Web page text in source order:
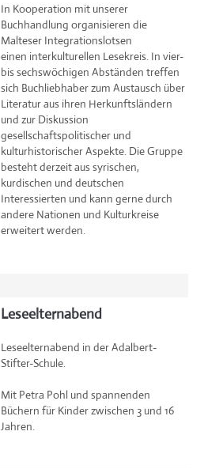
In Kooperation mit unserer
Buchhandlung organisieren die
Malteser Integrationslotsen
einen interkulturellen Lesekreis. In vier-
bis sechswöchigen Abständen treffen
sich Buchliebhaber zum Austausch über
Literatur aus ihren Herkunftsländern
und zur Diskussion
gesellschaftspolitischer und
kulturhistorischer Aspekte. Die Gruppe
besteht derzeit aus syrischen,
kurdischen und deutschen
Interessierten und kann gerne durch
andere Nationen und Kulturkreise
erweitert werden.
Leseelternabend
Leseelternabend in der Adalbert-
Stifter-Schule.
Mit Petra Pohl und spannenden
Büchern für Kinder zwischen 3 und 16
Jahren.